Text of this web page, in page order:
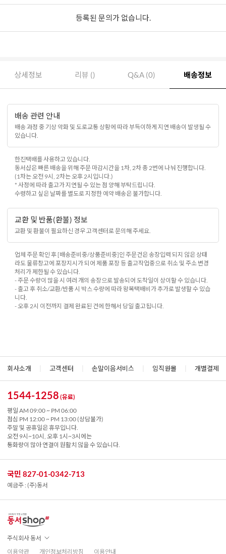
등록된 문의가 없습니다.
상세정보 리뷰 () Q&A (0) 배송정보
배송 관련 안내
배송 과정 중 기상 악화 및 도로교통 상황에 따라 부득이하게 지연 배송이 발생될 수
있습니다.
한진택배를 사용하고 있습니다.
동서샵은 빠른 배송을 위해 주문 마감시간을 1차, 2차 총 2번에 나눠 진행합니다.
(1차는 오전 9시, 2차는 오후 2시입니다.)
* 사정에 따라 출고가 지연될 수 있는 점 양해 부탁드립니다.
수령하고 싶은 날짜를 별도로 지정한 예약 배송은 불가합니다.
교환 및 반품(환불) 정보
교환 및 환불이 필요하신 경우 고객센터로 문의해 주세요.
업체 주문 확인 후 [배송준비중/상품준비중]인 주문건은 송장입력 되지 않은 상태
라도 물류창고에 포장지시가 되어 제품 포장 등 출고작업중으로 취소 및 주소 변경
처리가 제한될 수 있습니다.
- 주문 수량이 많을 시 여러 개의 송장으로 발송되어 도착일이 상이할 수 있습니다.
- 출고 후 취소/교환/반품 시 박스 수량에 따라 왕복택배비가 추가로 발생할 수 있습
니다.
- 오후 2시 이전까지 결제 완료된 건에 한해서 당일 출고됩니다.
회사소개 고객센터 손말이음서비스 임직원몰 개별결제
1544-1258 (유료)
평일 AM 09:00 ~ PM 06:00
점심 PM 12:00 ~ PM 13:00 (상담불가)
주말 및 공휴일은 휴무입니다.
오전 9시~10시, 오후 1시~3시에는
통화량이 많아 연결이 원활치 않을 수 있습니다.
국민 827-01-0342-713
예금주 : (주)동서
주식회사 동서
이용약관
개인정보처리방침 이용안내